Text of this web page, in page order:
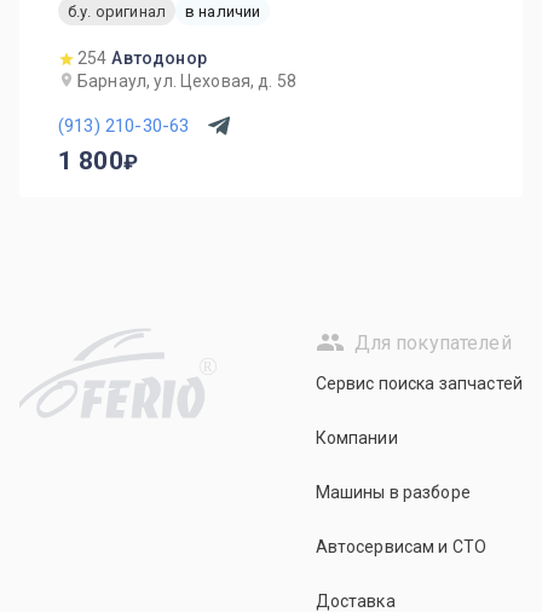
б.у. оригинал
в наличии
254 Автодонор
Барнаул, ул. Цеховая, д. 58
(913) 210-30-63
1 800
R
Для покупателей
Сервис поиска запчастей
Компании
Машины в разборе
Автосервисам и СТО
Доставка